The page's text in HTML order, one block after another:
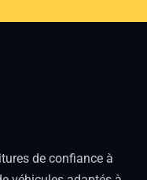
de confiance à